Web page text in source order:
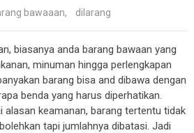
bawaaan, dilarang
biasanya anda barang bawaan yang
minuman hingga perlengkapan
barang bisa and dibawa dengan
benda yang harus diperhatikan.
alasan keamanan, barang tertentu tidak
tapi jumlahnya dibatasi. Jadi